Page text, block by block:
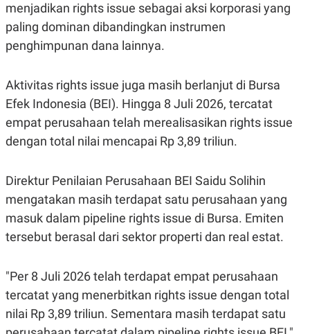
menjadikan rights issue sebagai aksi korporasi yang
paling dominan dibandingkan instrumen
penghimpunan dana lainnya.
Aktivitas rights issue juga masih berlanjut di Bursa
Efek Indonesia (BEI). Hingga 8 Juli 2026, tercatat
empat perusahaan telah merealisasikan rights issue
dengan total nilai mencapai Rp 3,89 triliun.
Direktur Penilaian Perusahaan BEI Saidu Solihin
mengatakan masih terdapat satu perusahaan yang
masuk dalam pipeline rights issue di Bursa. Emiten
tersebut berasal dari sektor properti dan real estat.
"Per 8 Juli 2026 telah terdapat empat perusahaan
tercatat yang menerbitkan rights issue dengan total
nilai Rp 3,89 triliun. Sementara masih terdapat satu